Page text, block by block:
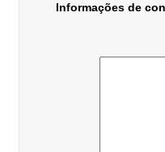
Informações de